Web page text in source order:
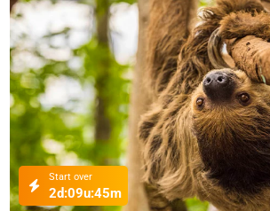
Start over
2d:09u:45m